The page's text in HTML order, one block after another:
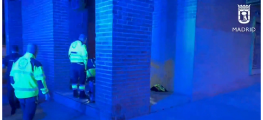
Muere tras ser agredido con una botella en una pelea en Madrid |
Antena 3 Noticias
Luis Alcantud
Publicado:17 de septiembre de 2024, 09:41